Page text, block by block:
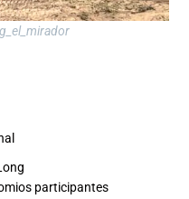
participantes